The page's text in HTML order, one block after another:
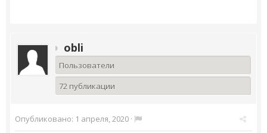
obli
Пользователи
72 публикации
Опубликовано: 1 апреля, 2020 ·